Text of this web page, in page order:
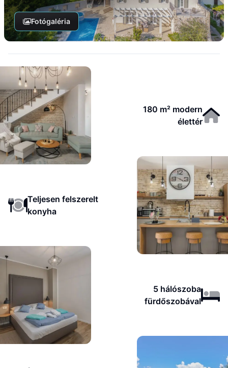
Fotógaléria
180 m² modern
élettér
Teljesen felszerelt
konyha
5 hálószoba
fürdőszobával